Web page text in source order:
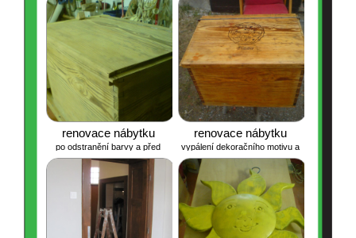
renovace nábytku
po odstranění barvy a před
natřením přírodní barvou
renovace nábytku
vypálení dekoračního motivu a
natření přírodní barvou